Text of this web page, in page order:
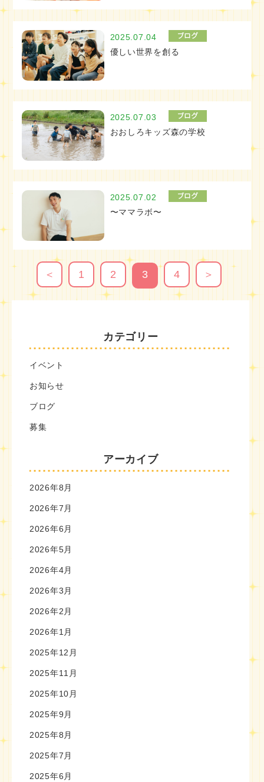
カテゴリー
イベント
お知らせ
ブログ
募集
アーカイブ
2026年8月
2026年7月
2026年6月
2026年5月
2026年4月
2026年3月
2026年2月
2026年1月
2025年12月
2025年11月
2025年10月
2025年9月
2025年8月
2025年7月
2025年6月
2025.07.04
優しい世界を創る
2025.07.03
おおしろキッズ森の学校
2025.07.02
〜ママラボ〜
＜ 1 2 3 4 ＞